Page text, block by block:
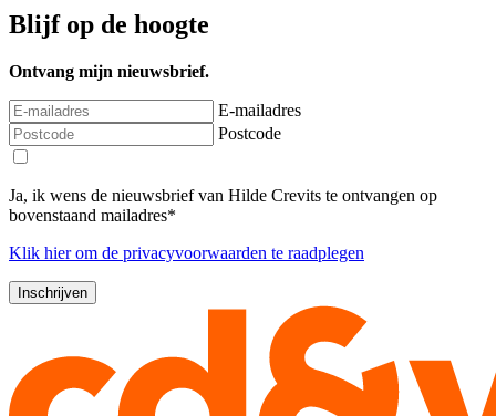
Blijf op de hoogte
Ontvang mijn nieuwsbrief.
E-mailadres
Postcode
Ja, ik wens de nieuwsbrief van Hilde Crevits te ontvangen op
bovenstaand mailadres*
Klik hierom de privacyvoorwaarden te raadplegen